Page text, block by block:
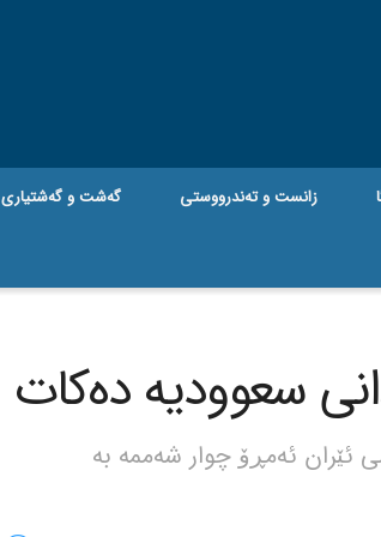
زانست و تەندرووستی گه‌شت و گه‌شتیاری
سعوودیە دەکات
ئێران ئەمڕۆ چوار شەممە بە